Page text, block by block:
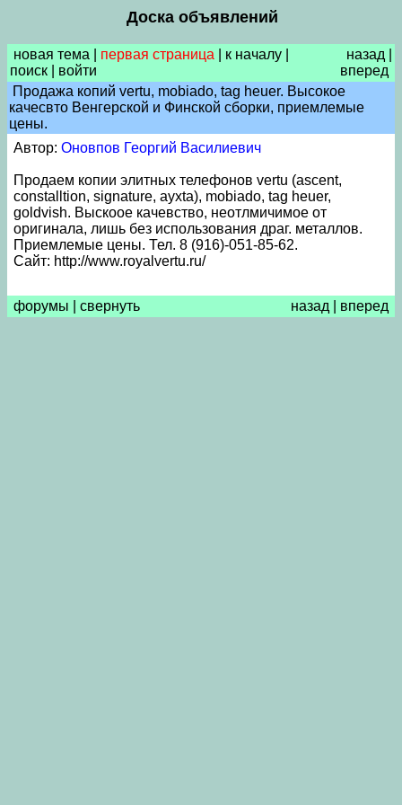
Доска объявлений
новая тема первая страница к началу
поиск
войти
назад
вперед
Продажа копий vertu, mobiado, tag heuer. Высокое
качесвто Венгерской и Финской сборки, приемлемые
цены.
Автор: Оновпов Георгий Василиевич
Продаем копии элитных телефонов vertu (ascent,
constalltion, signature, ayxta), mobiado, tag heuer,
goldvish. Выскоое качевство, неотлмичимое от
оригинала, лишь без использования драг. металлов.
Приемлемые цены. Тел. 8 (916)-051-85-62.
Сайт: http://www.royalvertu.ru/
форумы свернуть назад вперед